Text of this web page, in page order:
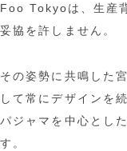
Foo Tokyoは、生産
妥協を許しません。
その姿勢に共鳴した
して常にデザインを
パジャマを中心とし
す。